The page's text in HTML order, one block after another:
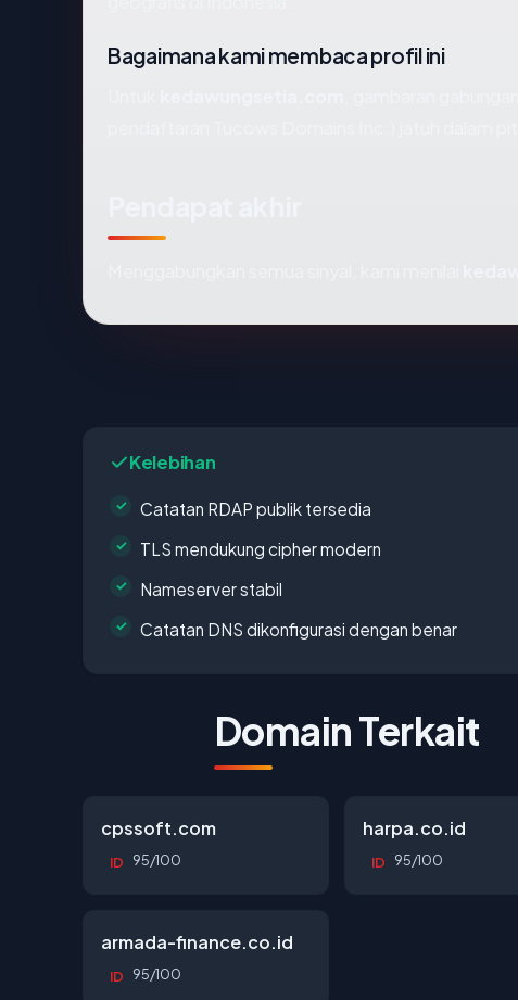
Bagaimana kami membaca profil ini
Kelebihan
Catatan RDAP publik tersedia
TLS mendukung cipher modern
Nameserver stabil
Catatan DNS dikonfigurasi dengan benar
Domain Terkait
cpssoft.com
ID 95/100
harpa.co.id
ID 95/100
armada-finance.co.id
ID 95/100